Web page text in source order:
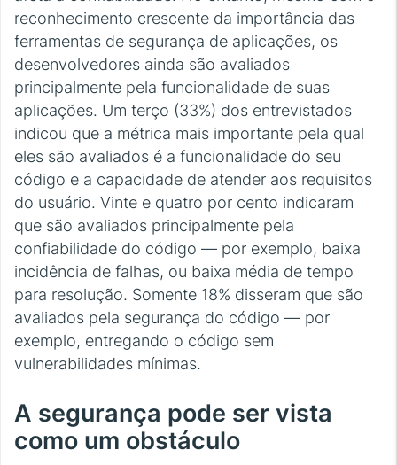
reconhecimento crescente da importância das
ferramentas de segurança de aplicações, os
desenvolvedores ainda são avaliados
principalmente pela funcionalidade de suas
aplicações. Um terço (33%) dos entrevistados
indicou que a métrica mais importante pela qual
eles são avaliados é a funcionalidade do seu
código e a capacidade de atender aos requisitos
do usuário. Vinte e quatro por cento indicaram
que são avaliados principalmente pela
confiabilidade do código — por exemplo, baixa
incidência de falhas, ou baixa média de tempo
para resolução. Somente 18% disseram que são
avaliados pela segurança do código — por
exemplo, entregando o código sem
vulnerabilidades mínimas.
A segurança pode ser vista
como um obstáculo